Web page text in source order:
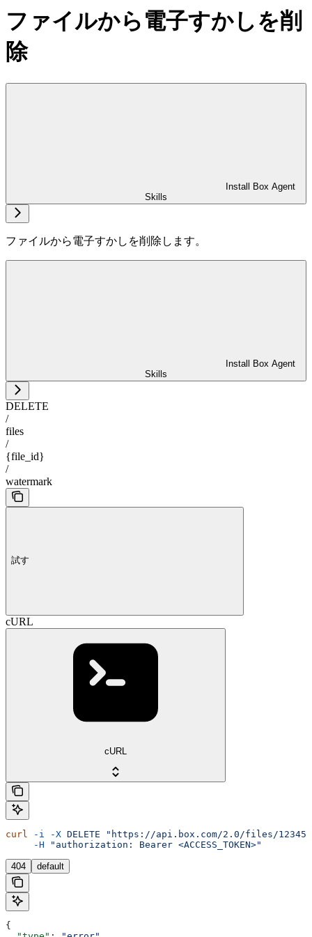
ファイルから電子すかしを削
除
Install Box Agent
Skills
ファイルから電子すかしを削除します。
Install Box Agent
Skills
DELETE
/
files
/
{file_id}
/
watermark
試す
cURL
cURL
curl -i -X DELETE "https://api.box.com/2.0/files/12345/
     -H
"authorization: Bearer <ACCESS_TOKEN>"
404 default
{